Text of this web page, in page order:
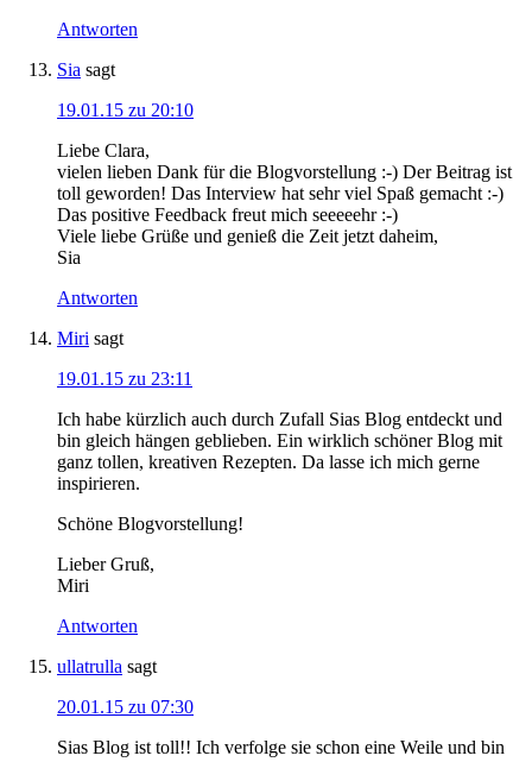
Antworten
Sia sagt
19.01.15 zu 20:10
Liebe Clara,
vielen lieben Dank für die Blogvorstellung :-) Der Beitrag ist
toll geworden! Das Interview hat sehr viel Spaß gemacht :-)
Das positive Feedback freut mich seeeeehr :-)
Viele liebe Grüße und genieß die Zeit jetzt daheim,
Sia
Antworten
Miri sagt
19.01.15 zu 23:11
Ich habe kürzlich auch durch Zufall Sias Blog entdeckt und
bin gleich hängen geblieben. Ein wirklich schöner Blog mit
ganz tollen, kreativen Rezepten. Da lasse ich mich gerne
inspirieren.
Schöne Blogvorstellung!
Lieber Gruß,
Miri
Antworten
ullatrulla sagt
20.01.15 zu 07:30
Sias Blog ist toll!! Ich verfolge sie schon eine Weile und bin